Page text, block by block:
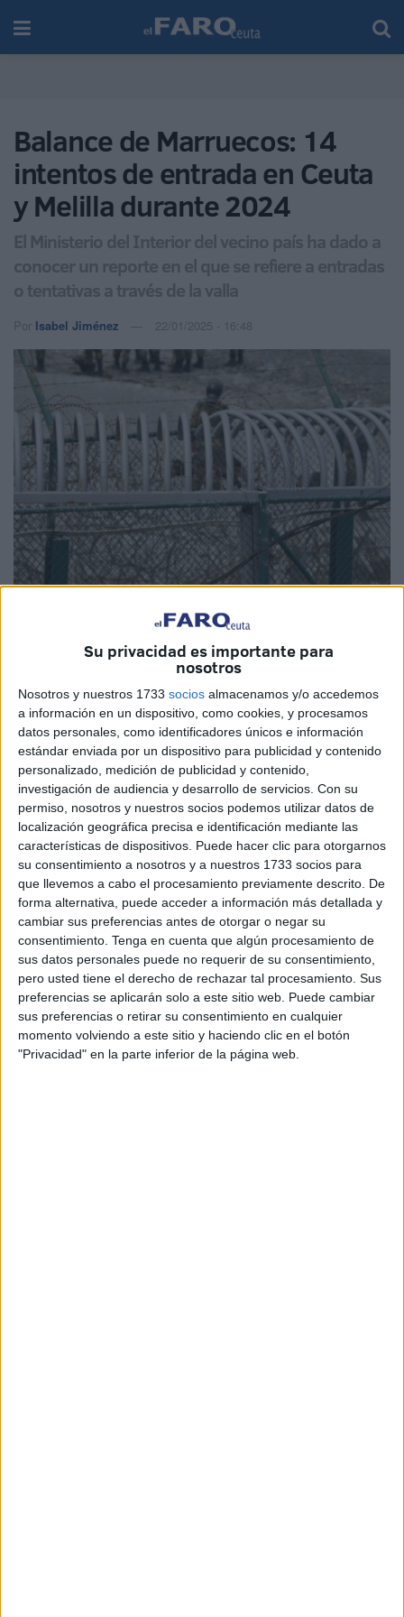
Su privacidad es importante para
nosotros
Nosotros y nuestros 1733 socios almacenamos y/o accedemos
a información en un dispositivo, como cookies, y procesamos
datos personales, como identificadores únicos e información
estándar enviada por un dispositivo para publicidad y contenido
personalizado, medición de publicidad y contenido,
investigación de audiencia y desarrollo de servicios. Con su
permiso, nosotros y nuestros socios podemos utilizar datos de
localización geográfica precisa e identificación mediante las
características de dispositivos. Puede hacer clic para otorgarnos
su consentimiento a nosotros y a nuestros 1733 socios para
que llevemos a cabo el procesamiento previamente descrito. De
forma alternativa, puede acceder a información más detallada y
cambiar sus preferencias antes de otorgar o negar su
consentimiento. Tenga en cuenta que algún procesamiento de
sus datos personales puede no requerir de su consentimiento,
pero usted tiene el derecho de rechazar tal procesamiento. Sus
preferencias se aplicarán solo a este sitio web. Puede cambiar
sus preferencias o retirar su consentimiento en cualquier
momento volviendo a este sitio y haciendo clic en el botón
"Privacidad" en la parte inferior de la página web.
Balance de Marruecos: 14
intentos de entrada en Ceuta
y Melilla durante 2024
El Ministerio del Interior del vecino país ha dado a
conocer un reporte en el que se refiere a entradas
o tentativas a través de la valla
Por Isabel Jiménez 22/01/2025 - 16:48
De acuerdo con el balance que hacen las autoridades de
Marruecos, en el transcurso del año pasado, 2024, se
registraron 14 entradas masivas deinmigrantes o al
menostentativas en Ceuta yMelilla, lo que se
corresponde con ingresos ointentos por la valla.
Estos números se desprenden de las estadísticas oficiales
del Ministerio del Interior marroquí, que hace referencia a
unas estimaciones que dan cuenta de más de 4.290
inmigrantes que estuvieron implicados en estos “asaltos”
ocurridos a lo largo del pasado año.
La información ha sido dada a conocer este miércoles,
siendo el balance que hace elGobierno de Marruecos
sobre las incidencias migratorias de 2024.
Un resumen en el que también han incluido el hecho de